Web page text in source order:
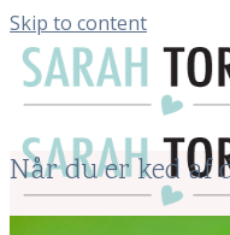
Skip to content
Når du er ked af